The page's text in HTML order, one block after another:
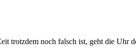
trotzdem noch falsch ist, geht die